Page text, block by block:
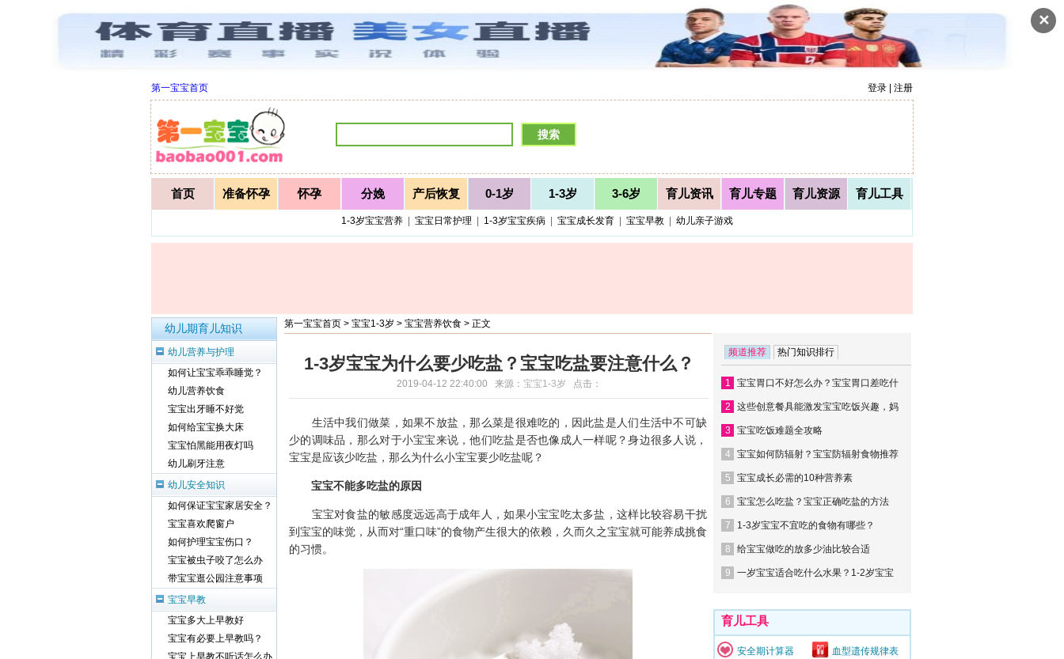
✕
第一宝宝首页 登录 | 注册
首页 准备怀孕 怀孕 分娩 产后恢复 0-1岁 1-3岁 3-6岁 育儿资讯 育儿专题 育儿资源 育儿工具
1-3岁宝宝营养| 宝宝日常护理 1-3岁宝宝疾病| 宝宝成长发育| 宝宝早教| 幼儿亲子游戏
第一宝宝首页 > 宝宝1-3岁 > 宝宝营养饮食 > 正文
1-3岁宝宝为什么要少吃盐？宝宝吃盐要注意什么？
2019-04-12 22:40:00 来源： 宝宝1-3岁 点击：
生活中我们做菜，如果不放盐，那么菜是很难吃的，因此盐是人们生活中不可缺
少的调味品，那么对于小宝宝来说，他们吃盐是否也像成人一样呢？身边很多人说，
宝宝是应该少吃盐，那么为什么小宝宝要少吃盐呢？
宝宝不能多吃盐的原因
宝宝对食盐的敏感度远远高于成年人，如果小宝宝吃太多盐，这样比较容易干扰
到宝宝的味觉，从而对“重口味”的食物产生很大的依赖，久而久之宝宝就可能养成挑食
的习惯。
幼儿期育儿知识
幼儿营养与护理
如何让宝宝乖乖睡觉？
幼儿营养饮食
宝宝出牙睡不好觉
如何给宝宝换大床
宝宝怕黑能用夜灯吗
幼儿刷牙注意
幼儿安全知识
如何保证宝宝家居安全？
宝宝喜欢爬窗户
如何护理宝宝伤口？
宝宝被虫子咬了怎么办
带宝宝逛公园注意事项
宝宝早教
宝宝多大上早教好
宝宝有必要上早教吗？
宝宝上早教不听话怎么办
频道推荐 热门知识排行
1 宝宝胃口不好怎么办？宝宝胃口差吃什
2 这些创意餐具能激发宝宝吃饭兴趣，妈
3 宝宝吃饭难题全攻略
4 宝宝如何防辐射？宝宝防辐射食物推荐
5 宝宝成长必需的10种营养素
6 宝宝怎么吃盐？宝宝正确吃盐的方法
7 1-3岁宝宝不宜吃的食物有哪些？
8 给宝宝做吃的放多少油比较合适
9 一岁宝宝适合吃什么水果？1-2岁宝宝
育儿工具
安全期计算器
血型遗传规律表